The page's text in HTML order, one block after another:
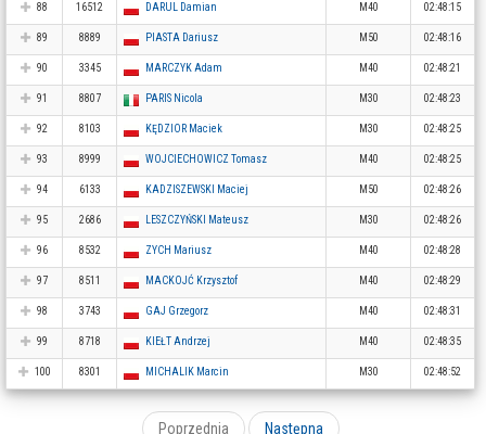
88 16512 DARUL Damian M40 02:48:15
89 8889 PIASTA Dariusz M50 02:48:16
90 3345 MARCZYK Adam M40 02:48:21
91 8807 PARIS Nicola M30 02:48:23
92 8103 KĘDZIOR Maciek M30 02:48:25
93 8999 WOJCIECHOWICZ Tomasz M40 02:48:25
94 6133 KADZISZEWSKI Maciej M50 02:48:26
95 2686 LESZCZYŃSKI Mateusz M30 02:48:26
96 8532 ZYCH Mariusz M40 02:48:28
97 8511 MACKOJĆ Krzysztof M40 02:48:29
98 3743 GAJ Grzegorz M40 02:48:31
99 8718 KIEŁT Andrzej M40 02:48:35
100 8301 MICHALIK Marcin M30 02:48:52
Poprzednia Następna